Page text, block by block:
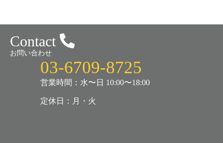
Contact
お問い合わせ
03-6709-8725
営業時間：水〜日 10:00〜18:00
定休日：月・火